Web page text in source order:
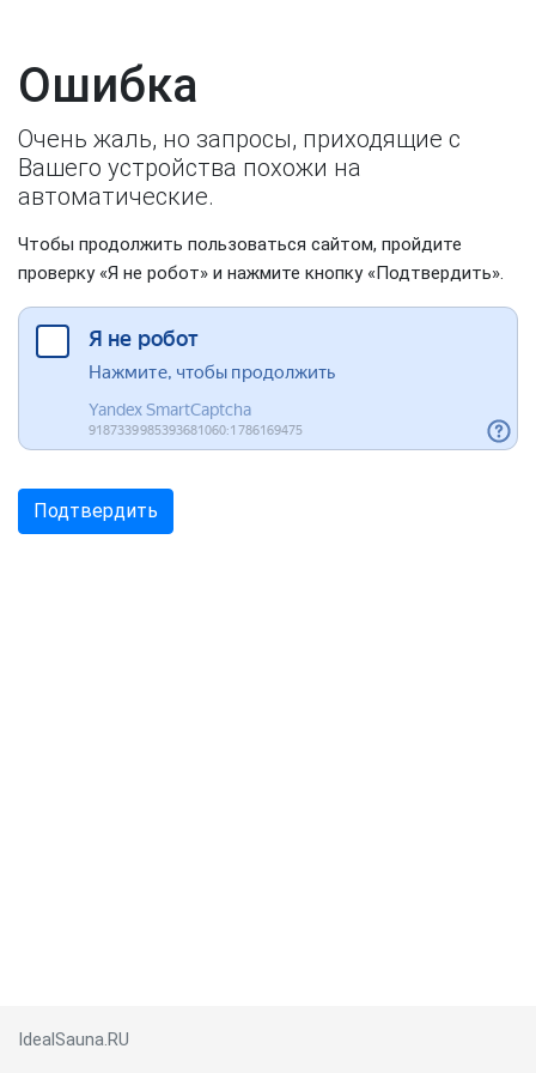
Ошибка
Очень жаль, но запросы, приходящие с
Вашего устройства похожи на
автоматические.
Чтобы продолжить пользоваться сайтом, пройдите
проверку «Я не робот» и нажмите кнопку «Подтвердить».
IdealSauna.RU